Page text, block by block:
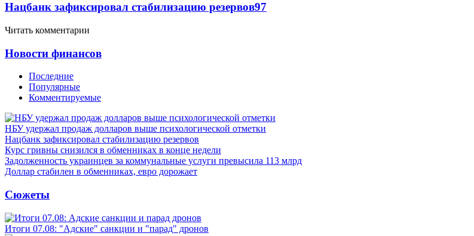
Нацбанк зафиксировал стабилизацию резервов97
Читать комментарии
Новости финансов
Последние
Популярные
Комментируемые
НБУ удержал продаж долларов выше психологической отметки
Нацбанк зафиксировал стабилизацию резервов
Курс гривны снизился в обменниках в конце недели
Задолженность украинцев за коммунальные услуги превысила 113 млрд
Доллар стабилен в обменниках, евро дорожает
Сюжеты
Итоги 07.08: "Адские" санкции и "парад" дронов